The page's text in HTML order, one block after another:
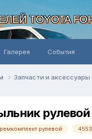
TOYOTA
Галерея События
Запчасти и аксессуары
рулевой
ремкомплект рулевой